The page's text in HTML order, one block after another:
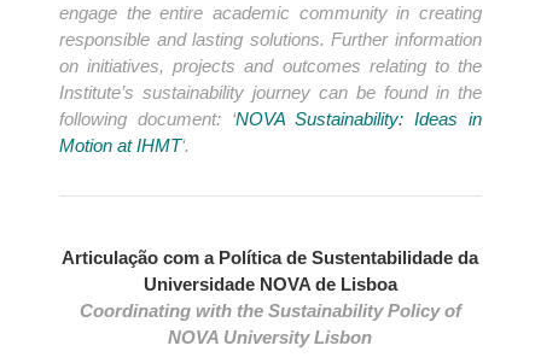
engage the entire academic community in creating
responsible and lasting solutions. Further information
on initiatives, projects and outcomes relating to the
Institute’s sustainability journey can be found in the
following document: ‘NOVA Sustainability: Ideas in
Motion at IHMT‘.
Articulação com a Política de Sustentabilidade da
Universidade NOVA de Lisboa
Coordinating with the Sustainability Policy of
NOVA University Lisbon